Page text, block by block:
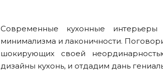
Современные кухонные
минимализма и лаконичности.
шокирующих своей
дизайны кухонь, и отдадим дань